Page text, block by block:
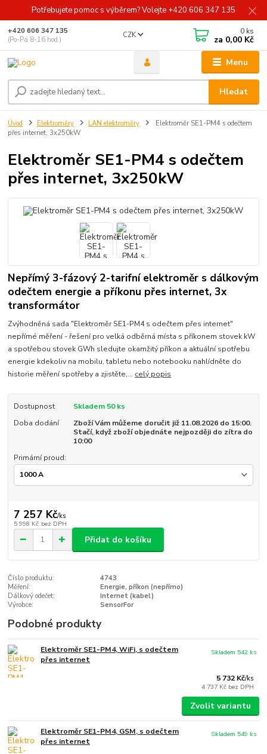
Potřebujete pomoc s výběrem? Volejte +420 606 347 135
Menu
CZK
Hledat
+420 606 347 135
(Po-Pá 8-16 hod.)
0 ks
za 0,00 Kč
Úvod Elektroměry LAN elektroměry
Elektroměr SE1-PM4 s odečtem
přes internet, 3x250kW
Elektroměr SE1-PM4 s odečtem
přes internet, 3x250kW
Nepřímý 3-fázový 2-tarifní elektroměr s dálkovým
odečtem energie a příkonu přes internet, 3x
transformátor
Zvýhodněná sada "Elektroměr SE1-PM4 s odečtem přes internet"
nepřímé měření - řešení pro velká odběrná místa s příkonem stovek kW
a spotřebou stovek GWh sledujte okamžitý příkon a aktuální spotřebu
energie kdekoliv na mobilu, tabletu nebo notebooku nahlídněte do
historie měření spotřeby a zjistěte,... celý popis
Dostupnost
Skladem 50 ks
Doba dodání
Zboží Vám můžeme doručit již 11.08.2026 do 15:00.
Stačí, když zboží objednáte nejpozději do zítra do
10:00
Primární proud:
7 257 Kč/ks
5 998 Kč bez DPH
Přidat do košíku
Číslo produktu:
4743
Měření:
Energie, příkon (nepřímo)
Dálkový odečet:
Internet (kabel)
Výrobce:
SensorFor
Podobné produkty
Elektroměr SE1-PM4, WiFi, s odečtem
přes internet
5 732 Kč/ks
4 737 Kč bez DPH
Skladem 542 ks
Zvolit variantu
Elektroměr SE1-PM4, GSM, s odečtem
přes internet
Skladem 549 ks